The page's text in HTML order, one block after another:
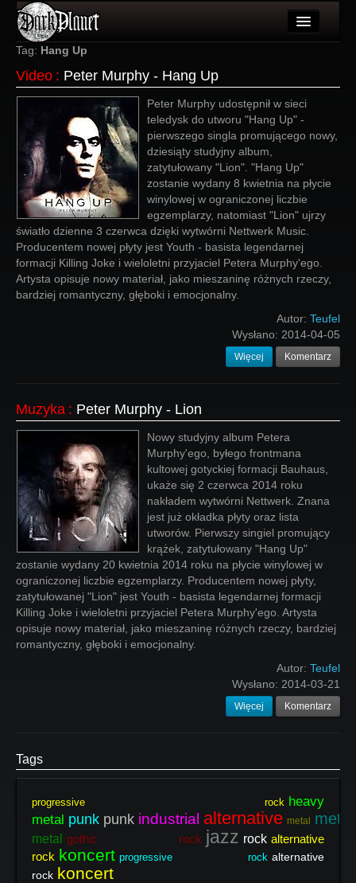
Artykuły
Użytkownicy
Wydarzenia
Galeria
Forum
Więcej
Login
Tag: Hang Up
Video : Peter Murphy - Hang Up
Peter Murphy udostępnił w sieci
teledysk do utworu "Hang Up" -
pierwszego singla promującego nowy,
dziesiąty studyjny album,
zatytułowany "Lion". "Hang Up"
zostanie wydany 8 kwietnia na płycie
winylowej w ograniczonej liczbie
egzemplarzy, natomiast "Lion" ujrzy
światło dzienne 3 czerwca dzięki wytwórni Nettwerk Music.
Producentem nowej płyty jest Youth - basista legendarnej
formacji Killing Joke i wieloletni przyjaciel Petera Murphy'ego.
Artysta opisuje nowy materiał, jako mieszaninę różnych rzeczy,
bardziej romantyczny, głęboki i emocjonalny.
Autor: Teufel
Wysłano: 2014-04-05
Więcej Komentarz
Muzyka : Peter Murphy - Lion
Nowy studyjny album Petera
Murphy'ego, byłego frontmana
kultowej gotyckiej formacji Bauhaus,
ukaże się 2 czerwca 2014 roku
nakładem wytwórni Nettwerk. Znana
jest już okładka płyty oraz lista
utworów. Pierwszy singiel promujący
krążek, zatytułowany "Hang Up"
zostanie wydany 20 kwietnia 2014 roku na płycie winylowej w
ograniczonej liczbie egzemplarzy. Producentem nowej płyty,
zatytułowanej "Lion" jest Youth - basista legendarnej formacji
Killing Joke i wieloletni przyjaciel Petera Murphy'ego. Artysta
opisuje nowy materiał, jako mieszaninę różnych rzeczy, bardziej
romantyczny, głęboki i emocjonalny.
Autor: Teufel
Wysłano: 2014-03-21
Więcej Komentarz
Tags
progressive rock heavy
metal punk punk industrial alternative metal metal
metal gothic rock jazz rock alternative
rock koncert progressive rock alternative
rock koncert